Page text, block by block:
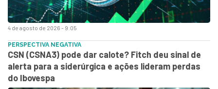
4 de agosto de 2026 - 9:05
PERSPECTIVA NEGATIVA
CSN (CSNA3) pode dar calote? Fitch deu sinal de
alerta para a siderúrgica e ações lideram perdas
do Ibovespa